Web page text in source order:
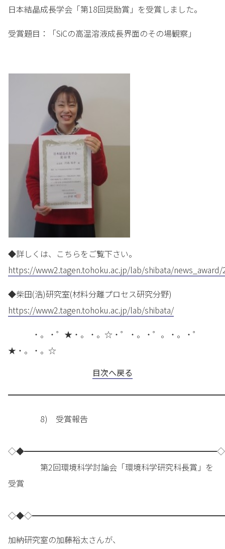
日本結晶成長学会「第18回奨励賞」を受賞しました。
受賞題目：「SiCの高温溶液成長界面のその場観察」
◆詳しくは、こちらをご覧下さい。
https://www2.tagen.tohoku.ac.jp/lab/shibata/
◆柴田(浩)研究室(材料分離プロセス研究分野)
https://www2.tagen.tohoku.ac.jp/lab/shibata/
・。・゜★・。・。☆・゜・。・゜。・。・゜
★・。・。☆
目次へ戻る
8) 受賞報告
第2回環境科学討論会「環境科学研究科長賞」を
受賞
加納研究室の加藤裕太さんが、